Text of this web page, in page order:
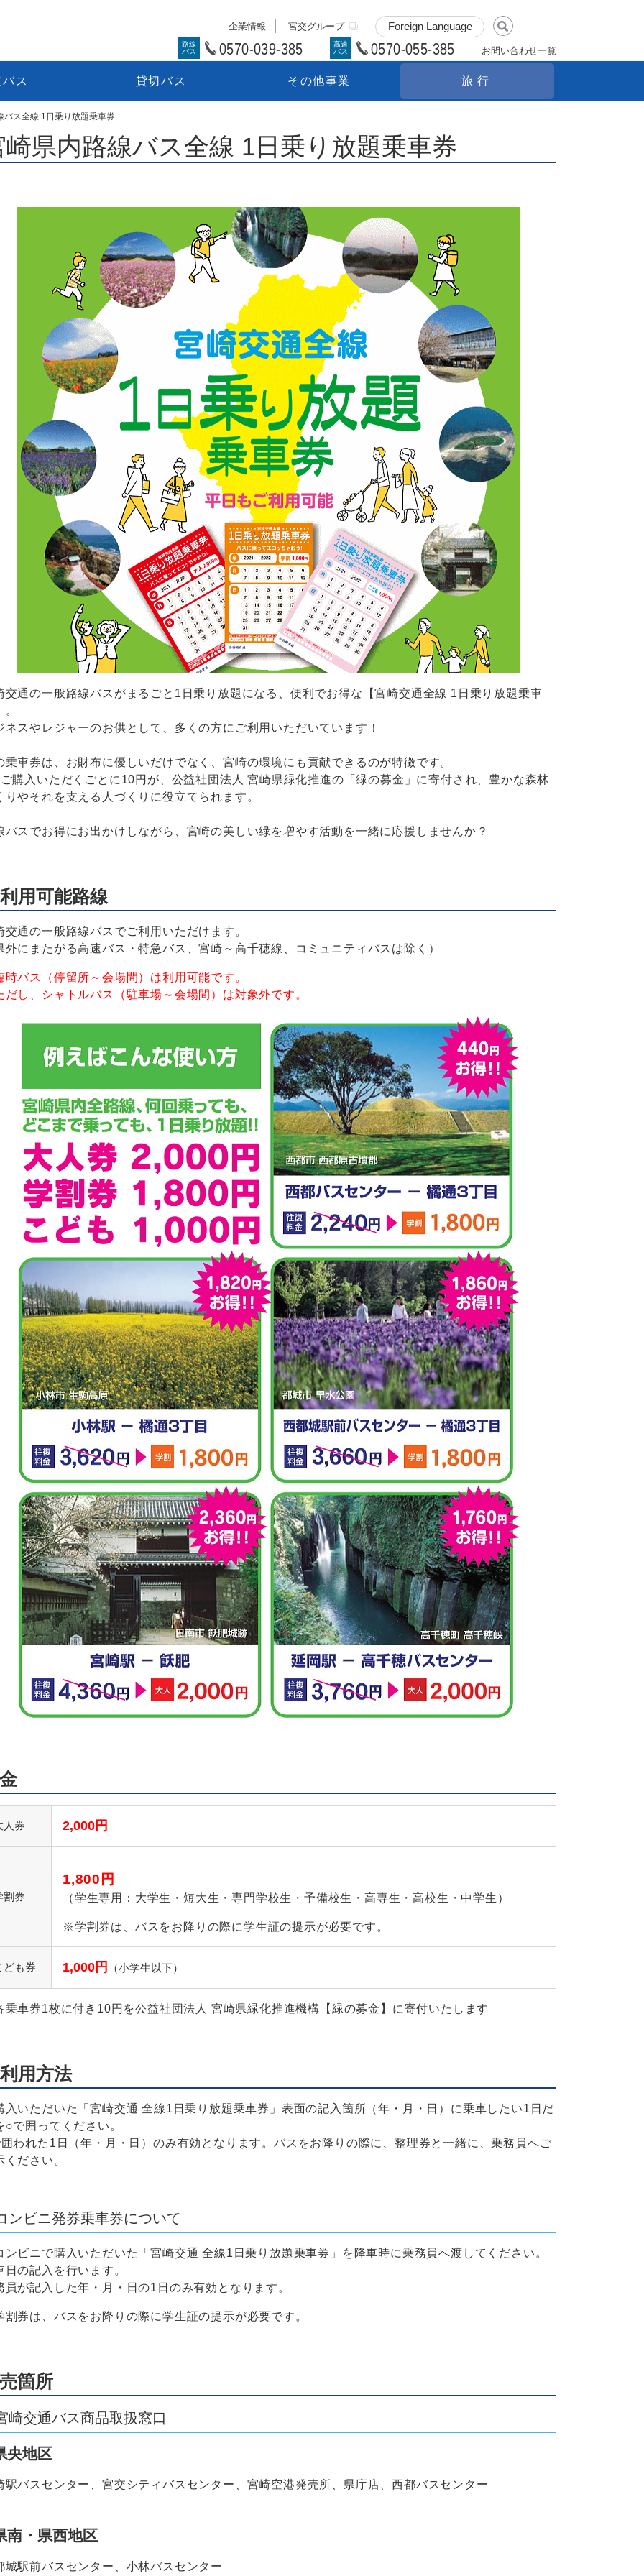
企業情報 宮交グループ
路線
バス
0570-039-385
高速
バス
0570-055-385 お問い合わせ一覧
ス 貸切バス その他事業 旅行
バス全線 1日乗り放題乗車券
崎県内路線バス全線 1日乗り放題乗車券
交通の一般路線バスがまるごと1日乗り放題になる、便利でお得な【宮崎交通全線 1日乗り放題乗車
ネスやレジャーのお供として、多くの方にご利用いただいています！
乗車券は、お財布に優しいだけでなく、宮崎の環境にも貢献できるのが特徴です。
購入いただくごとに10円が、公益社団法人 宮崎県緑化推進の「緑の募金」に寄付され、豊かな森林
りやそれを支える人づくりに役立てられます。
バスでお得にお出かけしながら、宮崎の美しい緑を増やす活動を一緒に応援しませんか？
用可能路線
交通の一般路線バスでご利用いただけます。
外にまたがる高速バス・特急バス、宮崎～高千穂線、コミュニティバスは除く）
バス（停留所～会場間）は利用可能です。
し、シャトルバス（駐車場～会場間）は対象外です。
人券 2,000円
割券
1,800円
（学生専用：大学生・短大生・専門学校生・予備校生・高専生・高校生・中学生）
※学割券は、バスをお降りの際に学生証の提示が必要です。
ども券 1,000円 （小学生以下）
車券1枚に付き10円を公益社団法人 宮崎県緑化推進機構【緑の募金】に寄付いたします
用方法
入いただいた「宮崎交通 全線1日乗り放題乗車券」表面の記入箇所（年・月・日）に乗車したい1日だ
○で囲ってください。
われた1日（年・月・日）のみ有効となります。バスをお降りの際に、整理券と一緒に、乗務員へご
ください。
ンビニ発券乗車券について
ンビニで購入いただいた「宮崎交通 全線1日乗り放題乗車券」を降車時に乗務員へ渡してください。
日の記入を行います。
員が記入した年・月・日の1日のみ有効となります。
券は、バスをお降りの際に学生証の提示が必要です。
箇所
崎交通バス商品取扱窓口
央地区
駅バスセンター、宮交シティバスセンター、宮崎空港発売所、県庁店、西都バスセンター
南・県西地区
城駅前バスセンター、小林バスセンター